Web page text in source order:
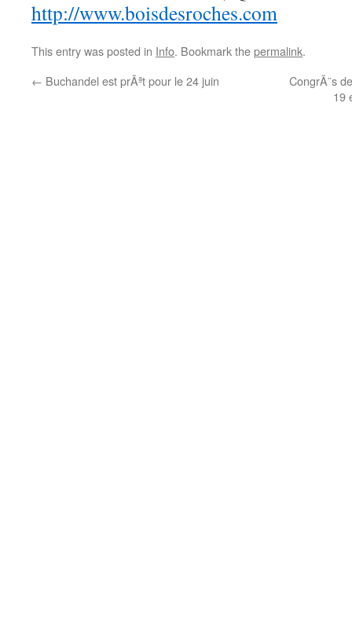
http://www.boisdesroches.com
This entry was posted in Info. Bookmark thepermalink.
← Buchandel est prÃªt pour le 24 juin
CongrÃ¨s
19